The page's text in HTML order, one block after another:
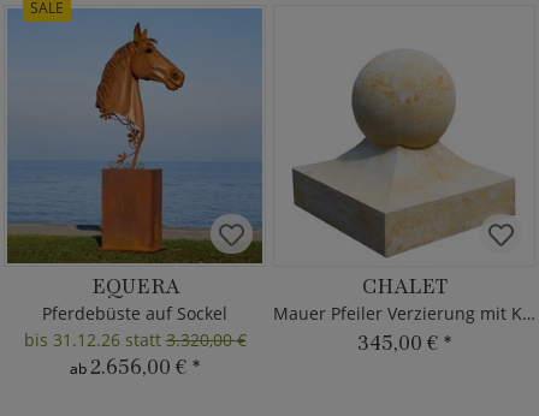
SALE
EQUERA
Pferdebüste auf Sockel
bis 31.12.26 statt3.320,00 €
ab2.656,00 € *
CHALET
Mauer Pfeiler Verzierung mit Kugel
345,00 € *